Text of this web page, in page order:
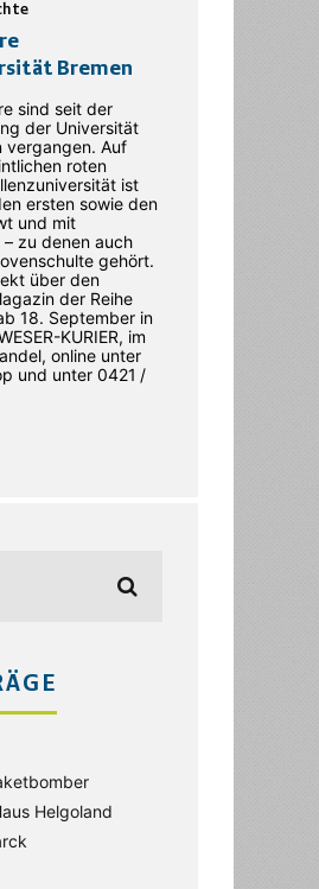
Bremen
sind seit der
der Universität
vergangen. Auf
roten
ist
ersten sowie den
und mit
zu denen auch
gehört.
über den
der Reihe
18. September in
­KURIER, im
online unter
und unter 0421 /
Helgoland